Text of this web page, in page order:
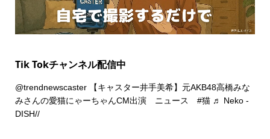
Tik Tokチャンネル配信中
@trendnewscaster【キャスター井手美希】元AKB48高橋みな
みさんの愛猫にゃーちゃんCM出演 ニュース #猫 ♬ Neko -
DISH//